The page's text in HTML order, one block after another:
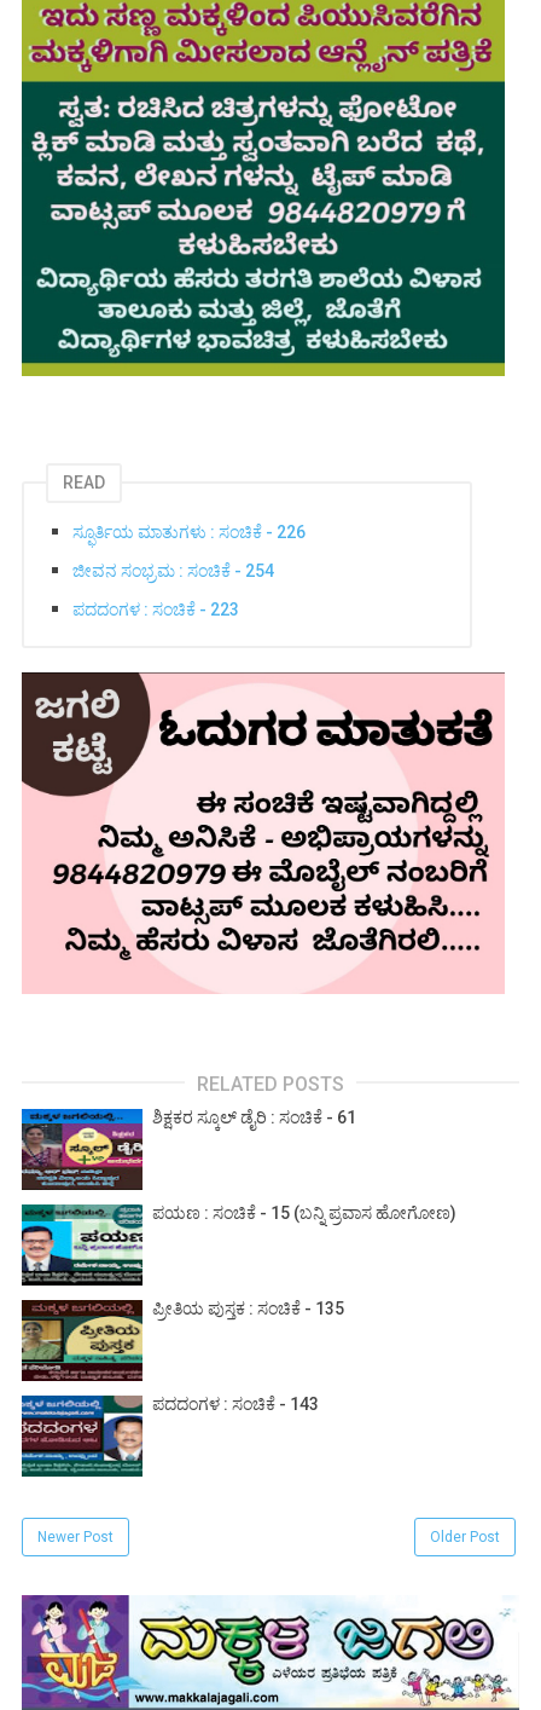
READ
ಸ್ಫೂರ್ತಿಯ ಮಾತುಗಳು : ಸಂಚಿಕೆ - 226
ಜೀವನ ಸಂಭ್ರಮ : ಸಂಚಿಕೆ - 254
ಪದದಂಗಳ : ಸಂಚಿಕೆ - 223
RELATED POSTS
ಶಿಕ್ಷಕರ ಸ್ಕೂಲ್ ಡೈರಿ : ಸಂಚಿಕೆ - 61
ಪಯಣ : ಸಂಚಿಕೆ - 15 (ಬನ್ನಿ ಪ್ರವಾಸ ಹೋಗೋಣ)
ಪ್ರೀತಿಯ ಪುಸ್ತಕ : ಸಂಚಿಕೆ - 135
ಪದದಂಗಳ : ಸಂಚಿಕೆ - 143
Newer Post Older Post